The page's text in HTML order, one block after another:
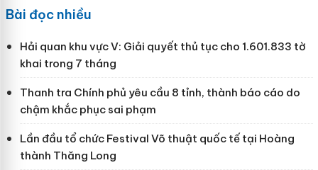
Bài đọc nhiều
Hải quan khu vực V: Giải quyết thủ tục cho 1.601.833 tờ
khai trong 7 tháng
Thanh tra Chính phủ yêu cầu 8 tỉnh, thành báo cáo do
chậm khắc phục sai phạm
Lần đầu tổ chức Festival Võ thuật quốc tế tại Hoàng
thành Thăng Long